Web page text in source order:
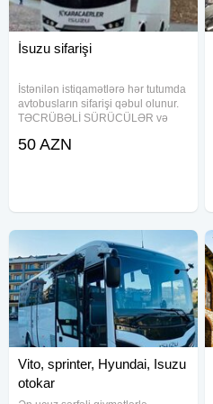
İsuzu sifarişi
İstənilən istiqamətlərə hər tutumda
avtobusların sifarişi qəbul olunur.
TƏCRÜBƏLİ SÜRÜCÜLƏR və
xidmətinizdə. Şirkətlərdə aylıq
50 AZN
Vito, sprinter, Hyundai, Isuzu
otokar